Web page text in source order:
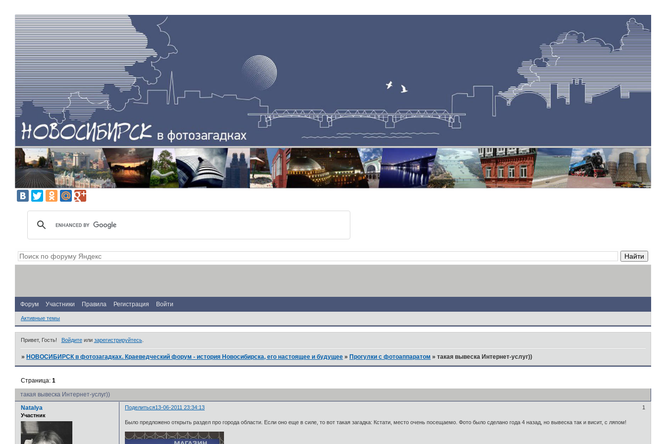
Форум Участники Правила Регистрация Войти
Активные темы
Привет, Гость! Войдитеили зарегистрируйтесь.
»НОВОСИБИРСК в фотозагадках. Краеведческий форум - история Новосибирска, его настоящее и будущее »Прогулки с фотоаппаратом »такая вывеска Интернет-услуг))
такая вывеска Интернет-услуг))
Страница:1
Поделиться 1
13-06-2011 23:34:13
Natalya
Участник
Было предложено открыть раздел про города области. Если оно еще в силе, то вот такая загадка: Кстати, место очень посещаемо. Фото было сделано года 4 назад, но вывеска так и висит, с ляпом!